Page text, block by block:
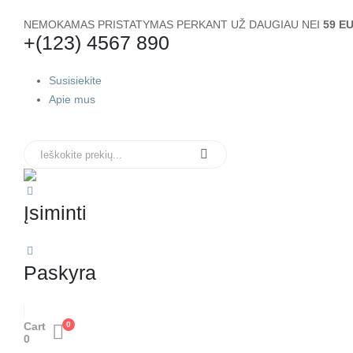
NEMOKAMAS PRISTATYMAS PERKANT UŽ DAUGIAU NEI 59
+(123) 4567 890
Susisiekite
Apie mus
Įsiminti
Paskyra
0
Cart
0